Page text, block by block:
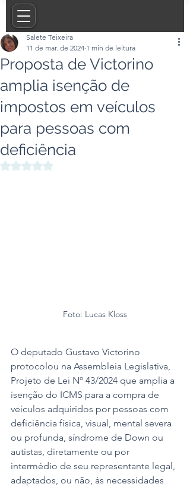
Proposta de Victorino
amplia isenção de
impostos em veículos
para pessoas com
deficiência
Salete Teixeira
11 de mar. de 2024 1 min de leitura
Avaliado com NaN de 5 estrelas.
Foto: Lucas Kloss
O deputado Gustavo Victorino
protocolou na Assembleia Legislativa,
Projeto de Lei Nº 43/2024 que amplia a
isenção do ICMS para a compra de
veículos adquiridos por pessoas com
deficiência física, visual, mental severa
ou profunda, síndrome de Down ou
autistas, diretamente ou por
intermédio de seu representante legal,
adaptados, ou não, às necessidades